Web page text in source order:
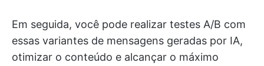
Em seguida, você pode realizar testes A/B com
essas variantes de mensagens geradas por IA,
otimizar o conteúdo e alcançar o máximo